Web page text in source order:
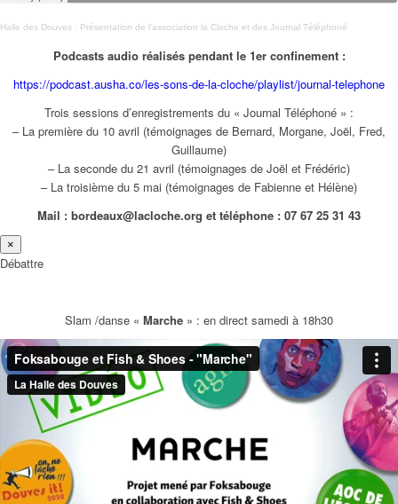
Halle des Douves · Présentation de l’association la Cloche et des Journal Téléphoné
Podcasts audio réalisés pendant le 1er confinement :
https://podcast.ausha.co/les-sons-de-la-cloche/playlist/journal-telephone
Trois sessions d’enregistrements du « Journal Téléphoné » :
– La première du 10 avril (témoignages de Bernard, Morgane, Joël, Fred,
Guillaume)
– La seconde du 21 avril (témoignages de Joël et Frédéric)
– La troisième du 5 mai (témoignages de Fabienne et Hélène)
Mail : bordeaux@lacloche.org et téléphone : 07 67 25 31 43
×
Débattre
Slam /danse « Marche » : en direct samedi à 18h30